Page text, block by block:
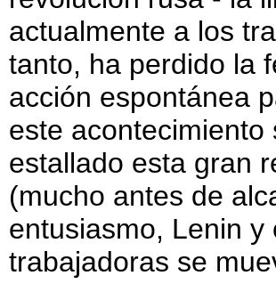
actualmente a los
tanto, ha perdido la
acción espontánea
este
estallado esta gran
(mucho antes de
entusiasmo, Lenin y
trabajadoras se